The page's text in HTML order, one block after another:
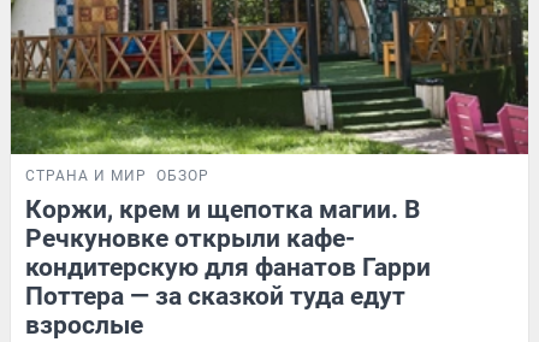
СТРАНА И МИР ОБЗОР
Коржи, крем и щепотка магии. В
Речкуновке открыли кафе-
кондитерскую для фанатов Гарри
Поттера — за сказкой туда едут
взрослые